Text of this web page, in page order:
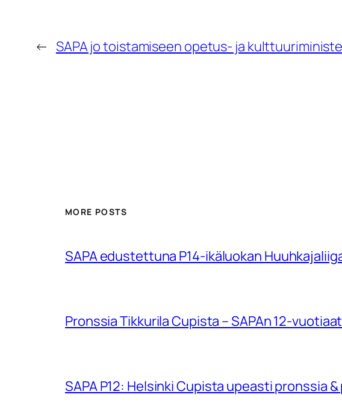
← SAPA jo toistamiseen opetus- ja
MORE POSTS
SAPA edustettuna P14-ikäluokan
Pronssia Tikkurila Cupista – SAPAn 12-
SAPA P12: Helsinki Cupista upeasti pronssia